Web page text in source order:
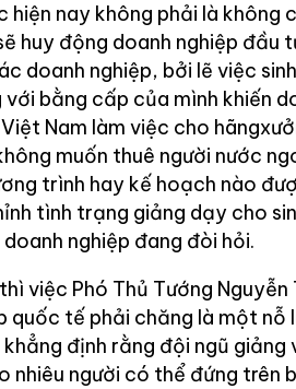
nay không phải là không
huy động doanh nghiệp đầu
doanh nghiệp, bởi lẽ việc
bằng cấp của mình khiến
Nam làm việc cho
muốn thuê người nước
trình hay kế hoạch nào
tình trạng giảng dạy cho
nghiệp đang đòi hỏi.
việc Phó Thủ Tướng Nguyễn
tế phải chăng là một nỗ
định rằng đội ngũ giảng
nhiêu người có thể đứng trên